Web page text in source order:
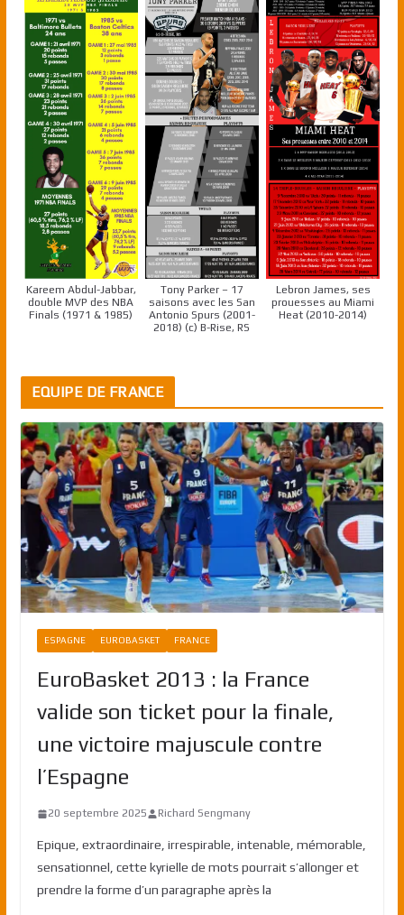
Kareem Abdul-Jabbar,
double MVP des NBA
Finals (1971 & 1985)
Tony Parker – 17
saisons avec les San
Antonio Spurs (2001-
2018) (c) B-Rise, RS
Lebron James, ses
prouesses au Miami
Heat (2010-2014)
EQUIPE DE FRANCE
ESPAGNE EUROBASKET FRANCE
EuroBasket 2013 : la France
valide son ticket pour la finale,
une victoire majuscule contre
l’Espagne
20 septembre 2025 Richard Sengmany
Epique, extraordinaire, irrespirable, intenable, mémorable,
sensationnel, cette kyrielle de mots pourrait s’allonger et
prendre la forme d’un paragraphe après la